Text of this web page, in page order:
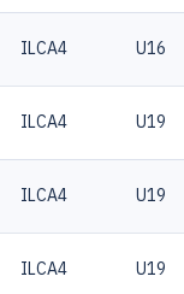
ILCA4 U16
ILCA4 U19
ILCA4 U19
ILCA4 U19